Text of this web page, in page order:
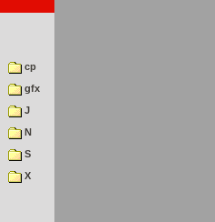
cp
gfx
J
N
S
X